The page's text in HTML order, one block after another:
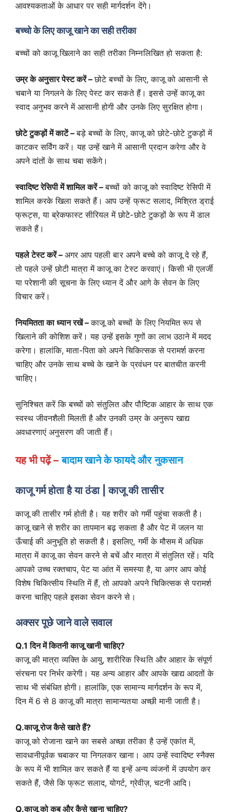
आवश्यकताओं के आधार पर सही मार्गदर्शन देंगे।
बच्चो के लिए काजू खाने का सही तरीका
बच्चों को काजू खिलाने का सही तरीका निम्नलिखित हो सकता है:
उम्र के अनुसार पेस्ट करें –छोटे बच्चों के लिए, काजू को आसानी से
चबाने या निगलने के लिए पेस्ट कर सकते हैं। इससे उन्हें काजू का
स्वाद अनुभव करने में आसानी होगी और उनके लिए सुरक्षित होगा।
छोटे टुकड़ों में काटें –बड़े बच्चों के लिए, काजू को छोटे-छोटे टुकड़ों में
काटकर सर्विंग करें। यह उन्हें खाने में आसानी प्रदान करेगा और वे
अपने दांतों के साथ चबा सकेंगे।
स्वादिष्ट रेसिपी में शामिल करें –बच्चों को काजू को स्वादिष्ट रेसिपी में
शामिल करके खिला सकते हैं। आप उन्हें फ्रूट सलाद, मिश्रित ड्राई
फ्रूट्स, या ब्रेकफास्ट सीरियल में छोटे-छोटे टुकड़ों के रूप में डाल
सकते हैं।
पहले टेस्ट करें –अगर आप पहली बार अपने बच्चे को काजू दे रहे हैं,
तो पहले उन्हें छोटी मात्रा में काजू का टेस्ट करवाएं। किसी भी एलर्जी
या परेशानी की सूचना के लिए ध्यान दें और आगे के सेवन के लिए
विचार करें।
नियमितता का ध्यान रखें –काजू को बच्चों के लिए नियमित रूप से
खिलाने की कोशिश करें। यह उन्हें इसके गुणों का लाभ उठाने में मदद
करेगा। हालांकि, माता-पिता को अपने चिकित्सक से परामर्श करना
चाहिए और उनके साथ बच्चे के खाने के प्रवंधन पर बातचीत करनी
चाहिए।
सुनिश्चित करें कि बच्चों को संतुलित और पौष्टिक आहार के साथ एक
स्वस्थ जीवनशैली मिलती है और उनकी उम्र के अनुरूप खाद्य
अवधारणाएं अनुसरण की जाती हैं।
यह भी पढ़ें – बादाम खाने के फायदे और नुकसान
काजू गर्म होता है या ठंडा | काजू की तासीर
काजू की तासीर गर्म होती है। यह शरीर को गर्मी पहुंचा सकती है।
काजू खाने से शरीर का तापमान बढ़ सकता है और पेट में जलन या
ऊँचाई की अनुभूति हो सकती है। इसलिए, गर्मी के मौसम में अधिक
मात्रा में काजू का सेवन करने से बचें और मात्रा में संतुलित रहें। यदि
आपको उच्च रक्तचाप, पेट या आंत में समस्या है, या अगर आप कोई
विशेष चिकित्सीय स्थिति में हैं, तो आपको अपने चिकित्सक से परामर्श
करना चाहिए पहले इसका सेवन करने से।
अक्सर पूछे जाने वाले सवाल
Q.1 दिन में कितनी काजू खानी चाहिए?
काजू की मात्रा व्यक्ति के आयु, शारीरिक स्थिति और आहार के संपूर्ण
संरचना पर निर्भर करेगी। यह अन्य आहार और आपके खाद्य आदतों के
साथ भी संबंधित होगी। हालांकि, एक सामान्य मार्गदर्शन के रूप में,
दिन में 6 से 8 काजू की मात्रा सामान्यतया अच्छी मानी जाती है।
Q.काजू रोज कैसे खाते हैं?
काजू को रोजाना खाने का सबसे अच्छा तरीका है उन्हें एकांत में,
सावधानीपूर्वक चबाकर या निगलकर खाना। आप उन्हें स्वादिष्ट स्नैक्स
के रूप में भी शामिल कर सकते हैं या इन्हें अन्य व्यंजनों में उपयोग कर
सकते हैं, जैसे कि फ्रूट सलाद, योगर्ट, ग्रेवीज़, चटनी आदि।
Q.काजू को कब और कैसे खाना चाहिए?